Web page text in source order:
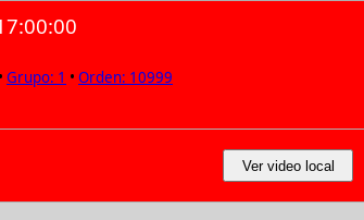
Grupo: 1 • Orden: 10999
Ver video local